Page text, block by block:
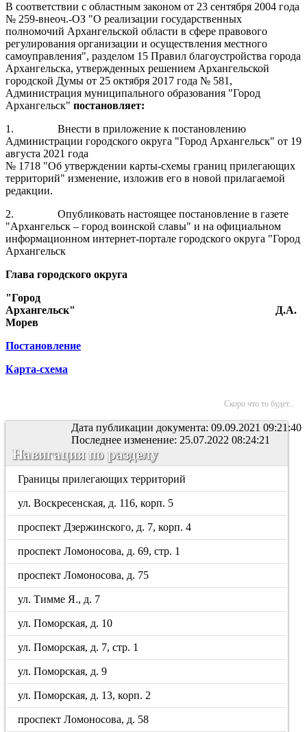
В соответствии с областным законом от 23 сентября 2004 года
№ 259-внеоч.-ОЗ "О реализации государственных
полномочий Архангельской области в сфере правового
регулирования организации и осуществления местного
самоуправления", разделом 15 Правил благоустройства города
Архангельска, утвержденных решением Архангельской
городской Думы от 25 октября 2017 года № 581,
Администрация муниципального образования "Город
Архангельск" постановляет:
1.
Внести в приложение к постановлению
Администрации городского округа "Город Архангельск" от 19
августа 2021 года
№ 1718 "Об утверждении карты-схемы границ прилегающих
территорий" изменение, изложив его в новой прилагаемой
редакции.
2.
Опубликовать настоящее постановление в газете
"Архангельск – город воинской славы" и на официальном
информационном интернет-портале городского округа "Город
Архангельск
Глава городского округа
"Город
Архангельск"
Д.А.
Морев
Постановление
Карта-схема
Скоро что то будет...
Дата публикации документа: 09.09.2021 09:21:40
Последнее изменение: 25.07.2022 08:24:21
Навигация по разделу
Границы прилегающих территорий
ул. Воскресенская, д. 116, корп. 5
проспект Дзержинского, д. 7, корп. 4
проспект Ломоносова, д. 69, стр. 1
проспект Ломоносова, д. 75
ул. Тимме Я., д. 7
ул. Поморская, д. 10
ул. Поморская, д. 7, стр. 1
ул. Поморская, д. 9
ул. Поморская, д. 13, корп. 2
проспект Ломоносова, д. 58